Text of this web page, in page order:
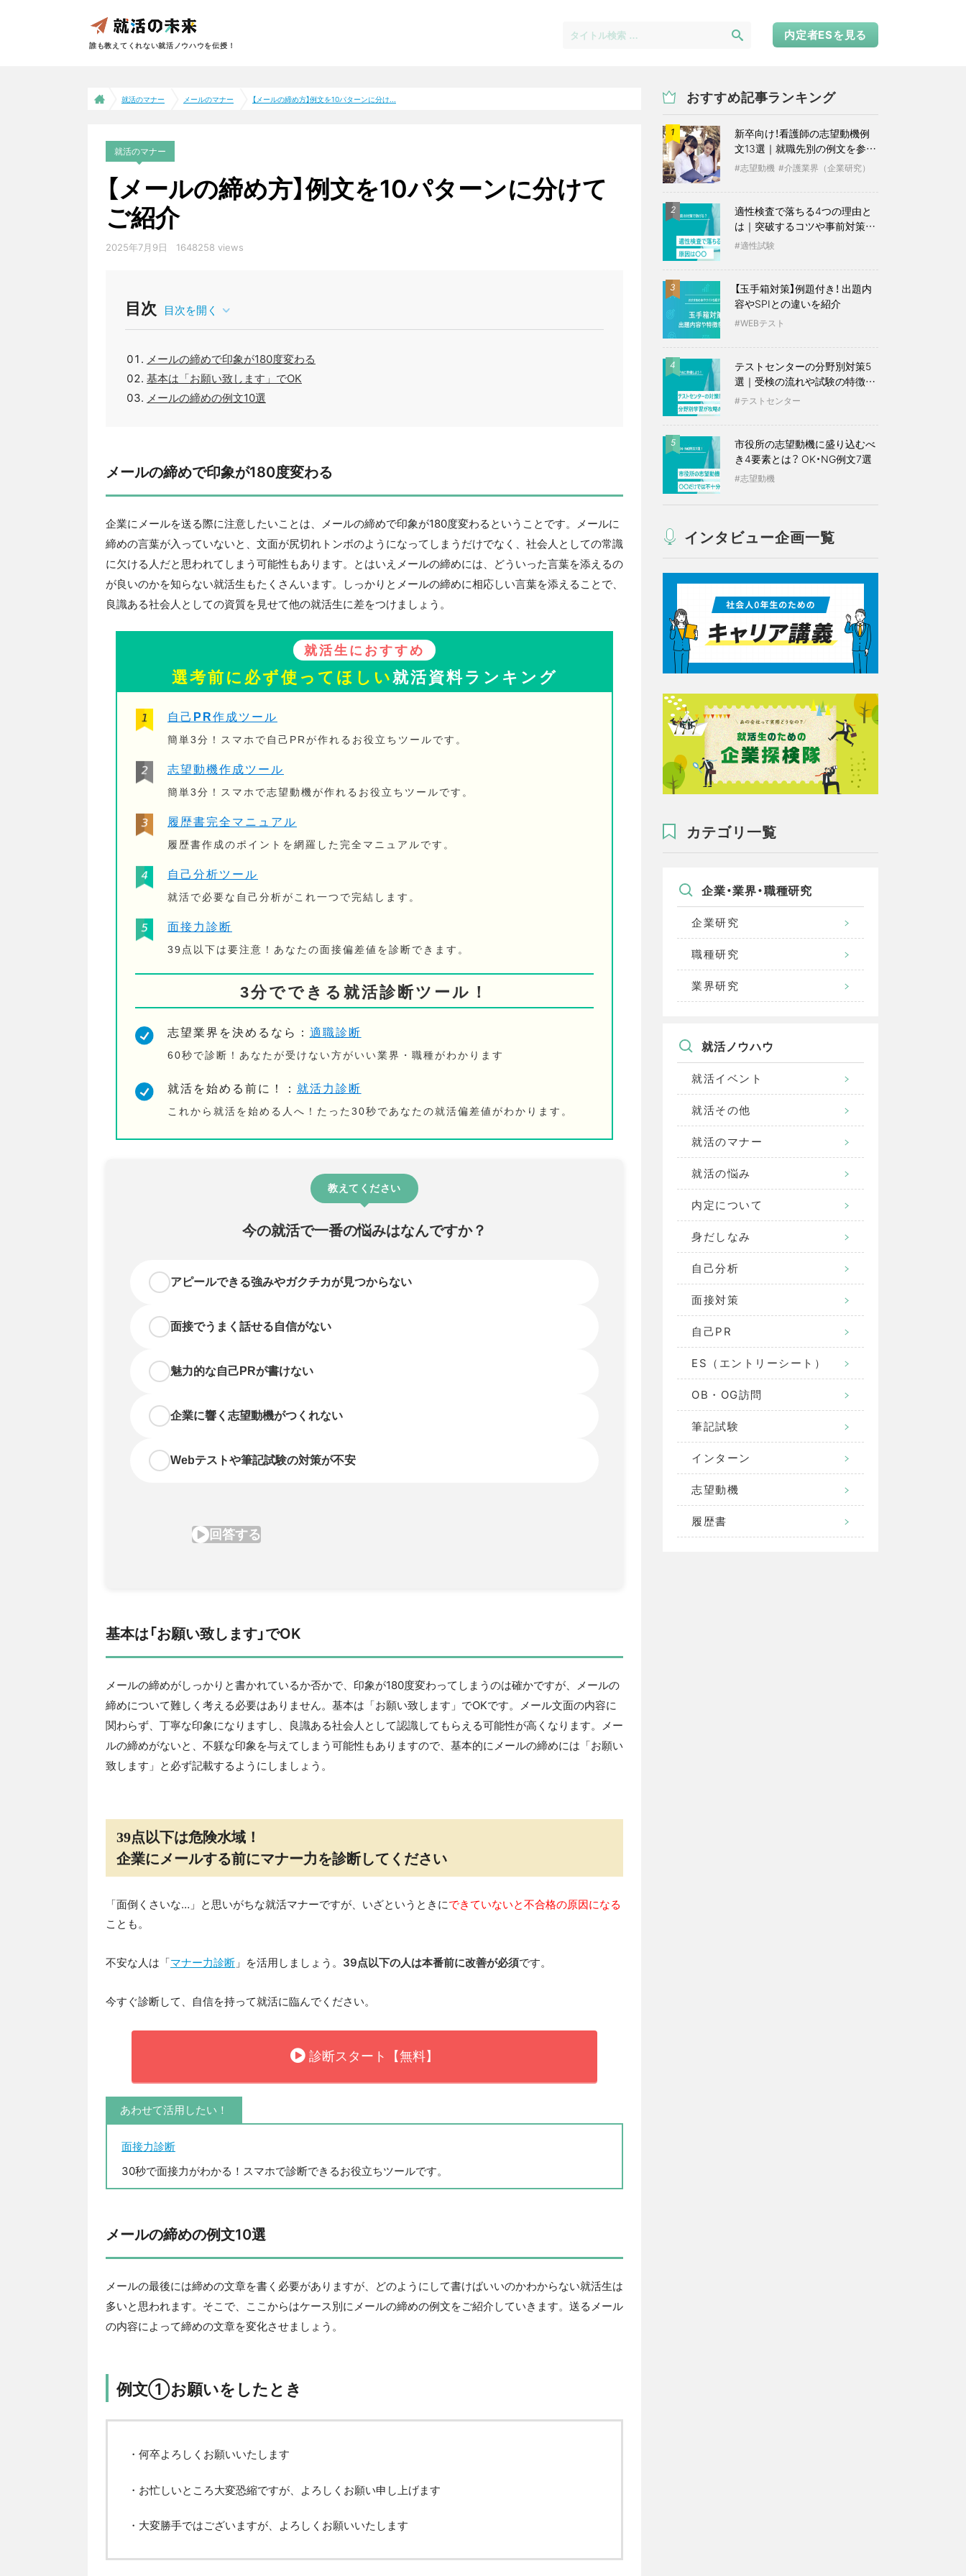
誰も教えてくれない就活ノウハウを伝授！
内定者ESを見る
就活のマナー メールのマナー 【メールの締め方】例文を10パターンに分け...
就活のマナー
【メールの締め方】例文を10パターンに分けて
ご紹介
2025年7月9日 1648258 views
目次 目次を開く
メールの締めで印象が180度変わる
基本は「お願い致します」でOK
メールの締めの例文10選
メールの締めで印象が180度変わる
企業にメールを送る際に注意したいことは、メールの締めで印象が180度変わるということです。メールに
締めの言葉が入っていないと、文面が尻切れトンボのようになってしまうだけでなく、社会人としての常識
に欠ける人だと思われてしまう可能性もあります。とはいえメールの締めには、どういった言葉を添えるの
が良いのかを知らない就活生もたくさんいます。しっかりとメールの締めに相応しい言葉を添えることで、
良識ある社会人としての資質を見せて他の就活生に差をつけましょう。
就活生におすすめ
選考前に必ず使ってほしい就活資料ランキング
自己PR作成ツール
簡単3分！スマホで自己PRが作れるお役立ちツールです。
志望動機作成ツール
簡単3分！スマホで志望動機が作れるお役立ちツールです。
履歴書完全マニュアル
履歴書作成のポイントを網羅した完全マニュアルです。
自己分析ツール
就活で必要な自己分析がこれ一つで完結します。
面接力診断
39点以下は要注意！あなたの面接偏差値を診断できます。
3分でできる就活診断ツール！
志望業界を決めるなら： 適職診断
60秒で診断！あなたが受けない方がいい業界・職種がわかります
就活を始める前に！： 就活力診断
これから就活を始める人へ！たった30秒であなたの就活偏差値がわかります。
基本は「お願い致します」でOK
メールの締めがしっかりと書かれているか否かで、印象が180度変わってしまうのは確かですが、メールの
締めについて難しく考える必要はありません。基本は「お願い致します」でOKです。メール文面の内容に
関わらず、丁寧な印象になりますし、良識ある社会人として認識してもらえる可能性が高くなります。メー
ルの締めがないと、不躾な印象を与えてしまう可能性もありますので、基本的にメールの締めには「お願い
致します」と必ず記載するようにしましょう。
39点以下は危険水域！
企業にメールする前にマナー力を診断してください
「面倒くさいな…」と思いがちな就活マナーですが、いざというときにできていないと不合格の原因になる
ことも。
不安な人は「マナー力診断 」を活用しましょう。 39点以下の人は本番前に改善が必須です。
今すぐ診断して、自信を持って就活に臨んでください。
診断スタート【無料】
あわせて活用したい！
面接力診断
30秒で面接力がわかる！スマホで診断できるお役立ちツールです。
メールの締めの例文10選
メールの最後には締めの文章を書く必要がありますが、どのようにして書けばいいのかわからない就活生は
多いと思われます。そこで、ここからはケース別にメールの締めの例文をご紹介していきます。送るメール
の内容によって締めの文章を変化させましょう。
例文①お願いをしたとき
・何卒よろしくお願いいたします
・お忙しいところ大変恐縮ですが、よろしくお願い申し上げます
・大変勝手ではございますが、よろしくお願いいたします
おすすめ記事ランキング
1
新卒向け！看護師の志望動機例
文13選｜就職先別の例文を参考
に志望動機 介護業界（企業研究）
2
適性検査で落ちる4つの理由と
は｜突破するコツや事前対策も
紹介
適性試験
3
【玉手箱対策】例題付き！ 出題内
容やSPIとの違いを紹介
WEBテスト
4
テストセンターの分野別対策5
選｜受検の流れや試験の特徴も
紹介
テストセンター
5
市役所の志望動機に盛り込むべ
き4要素とは？ OK・NG例文7選
志望動機
インタビュー企画一覧
カテゴリ一覧
企業・業界・職種研究
企業研究
職種研究
業界研究
就活ノウハウ
就活イベント
就活その他
就活のマナー
就活の悩み
内定について
身だしなみ
自己分析
面接対策
自己PR
ES（エントリーシート）
OB・OG訪問
筆記試験
インターン
志望動機
履歴書